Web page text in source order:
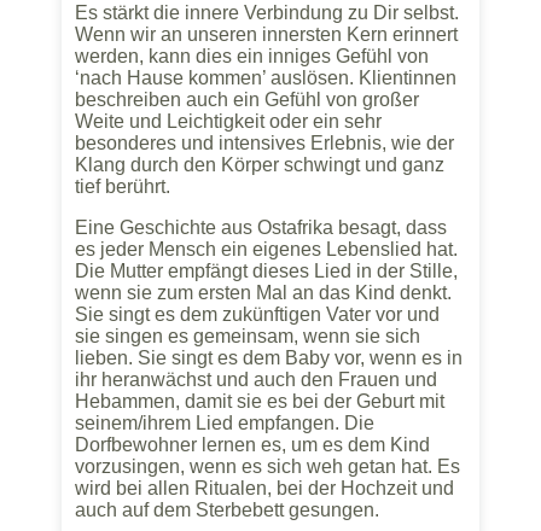
Es stärkt die innere Verbindung zu Dir selbst.
Wenn wir an unseren innersten Kern erinnert
werden, kann dies ein inniges Gefühl von
‘nach Hause kommen’ auslösen. Klientinnen
beschreiben auch ein Gefühl von großer
Weite und Leichtigkeit oder ein sehr
besonderes und intensives Erlebnis, wie der
Klang durch den Körper schwingt und ganz
tief berührt.
Eine Geschichte aus Ostafrika besagt, dass
es jeder Mensch ein eigenes Lebenslied hat.
Die Mutter empfängt dieses Lied in der Stille,
wenn sie zum ersten Mal an das Kind denkt.
Sie singt es dem zukünftigen Vater vor und
sie singen es gemeinsam, wenn sie sich
lieben. Sie singt es dem Baby vor, wenn es in
ihr heranwächst und auch den Frauen und
Hebammen, damit sie es bei der Geburt mit
seinem/ihrem Lied empfangen. Die
Dorfbewohner lernen es, um es dem Kind
vorzusingen, wenn es sich weh getan hat. Es
wird bei allen Ritualen, bei der Hochzeit und
auch auf dem Sterbebett gesungen.